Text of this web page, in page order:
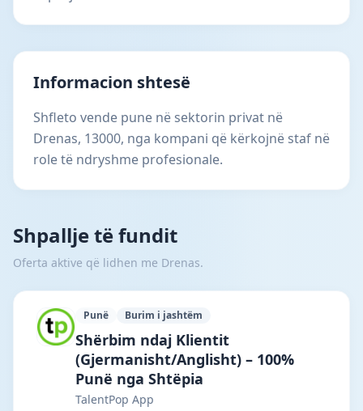
Informacion shtesë
Shfleto vende pune në sektorin privat në
Drenas, 13000, nga kompani që kërkojnë staf në
role të ndryshme profesionale.
Shpallje të fundit
Oferta aktive që lidhen me Drenas.
Punë Burim i jashtëm
TalentPop App · Tiranë · #7292 —
Shërbim ndaj Klientit
(Gjermanisht/Anglisht) – 100%
Punë nga Shtëpia
TalentPop App